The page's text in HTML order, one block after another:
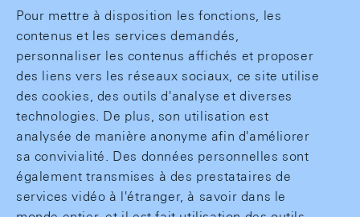
Pour mettre à disposition les fonctions, les
contenus et les services demandés,
personnaliser les contenus affichés et proposer
des liens vers les réseaux sociaux, ce site utilise
des cookies, des outils d'analyse et diverses
technologies. De plus, son utilisation est
analysée de manière anonyme afin d'améliorer
sa convivialité. Des données personnelles sont
également transmises à des prestataires de
services vidéo à l'étranger, à savoir dans le